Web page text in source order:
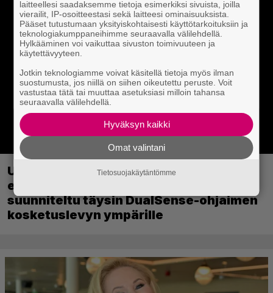
Uutta PS5-pulmahyppelyä kuvaillaan
ensimmäiseksi peliksi, joka on
suunniteltu täysin DualSense-ohjaimen
kosketuslevyn ympärille
laitteellesi saadaksemme tietoja esimerkiksi sivuista, joilla
vierailit, IP-osoitteestasi sekä laitteesi ominaisuuksista.
Pääset tutustumaan yksityiskohtaisesti käyttötarkoituksiin ja
teknologiakumppaneihimme seuraavalla välilehdellä.
Hylkääminen voi vaikuttaa sivuston toimivuuteen ja
käytettävyyteen.
Jotkin teknologiamme voivat käsitellä tietoja myös ilman
suostumusta, jos niillä on siihen oikeutettu peruste. Voit
vastustaa tätä tai muuttaa asetuksiasi milloin tahansa
seuraavalla välilehdellä.
Hyväksyn kaikki
Omat valintani
Tietosuojakäytäntömme